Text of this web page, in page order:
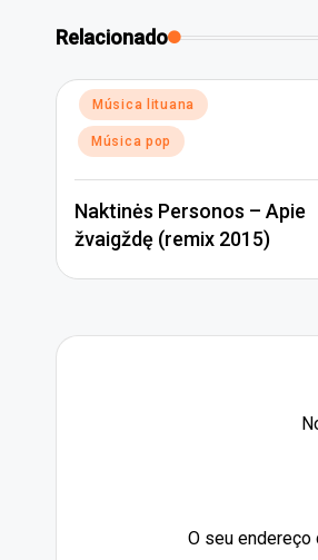
Relacionado
Posted
in
Música lituana
Música pop
Naktinės Personos – Apie
žvaigždę (remix 2015)
O seu endereço